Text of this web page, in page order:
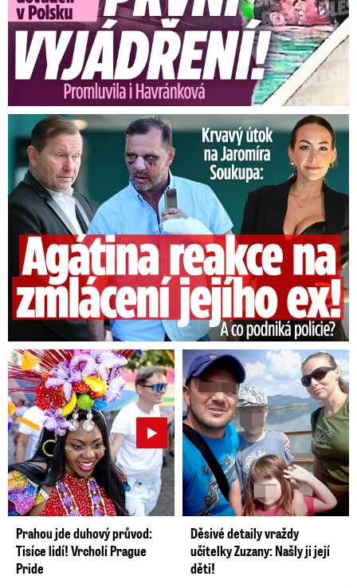
Útok na Jaromíra Soukupa: Reakce Agáty na zmlácení jejího ex
Prahou jde duhový průvod:
Tisíce lidí! Vrcholí Prague
Pride
Děsivé detaily vraždy
učitelky Zuzany: Našly ji její
děti!